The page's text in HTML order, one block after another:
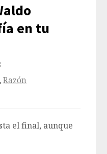
en tu
,Razón
el final, aunque